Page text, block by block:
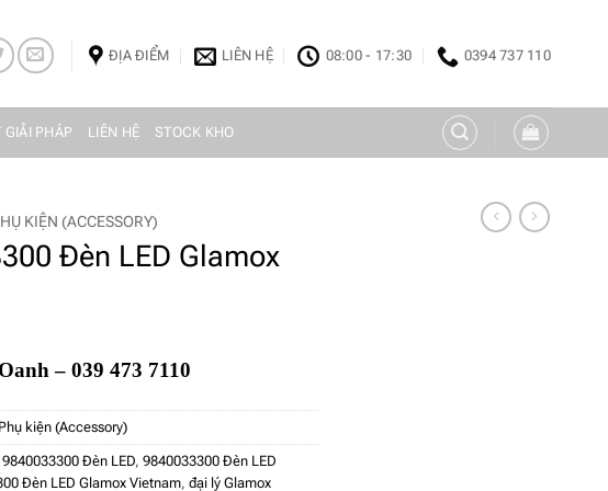
ĐỊA ĐIỂM LIÊN HỆ 08:00 - 17:30 0394 737 110
GIẢI PHÁP LIÊN HỆ STOCK KHO
KIỆN (ACCESSORY)
Đèn LED Glamox
– 039 473 7110
Phụ kiện (Accessory)
9840033300 Đèn LED, 9840033300 Đèn LED
Đèn LED Glamox Vietnam, đại lý Glamox